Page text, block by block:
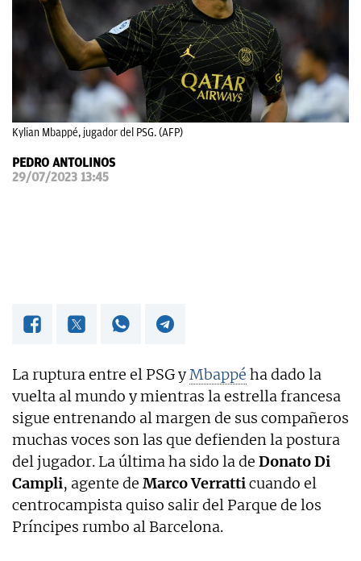
OKDIARIO
Kylian Mbappé, jugador del PSG. (AFP)
PEDRO ANTOLINOS
29/07/2023 13:45
La ruptura entre el PSG yMbappé ha dado la
vuelta al mundo y mientras la estrella francesa
sigue entrenando al margen de sus compañeros
muchas voces son las que defienden la postura
del jugador. La última ha sido la de Donato Di
Campli, agente de Marco Verratticuando el
centrocampista quiso salir del Parque de los
Príncipes rumbo al Barcelona.